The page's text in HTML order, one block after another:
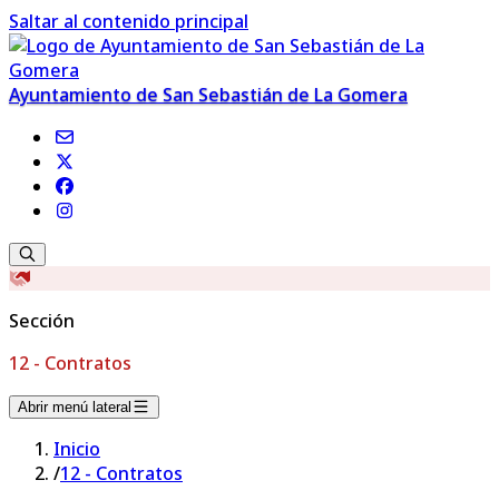
Saltar al contenido principal
Ayuntamiento de San Sebastián de La Gomera
Sección
12 - Contratos
Abrir menú lateral
Inicio
/12 - Contratos